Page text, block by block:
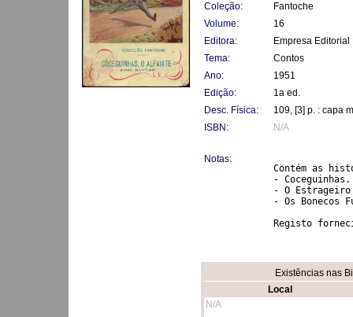
Coleção:
Fantoche
Volume:
16
Editora:
Empresa Editorial
Tema:
Contos
Ano:
1951
Edição:
1a ed.
Desc. Física:
109, [3] p. : capa
ISBN:
N/A
Notas:
Contém as
-
- O Estrageiro
- Os Bonecos
Registo
Existências nas
Local
N/A